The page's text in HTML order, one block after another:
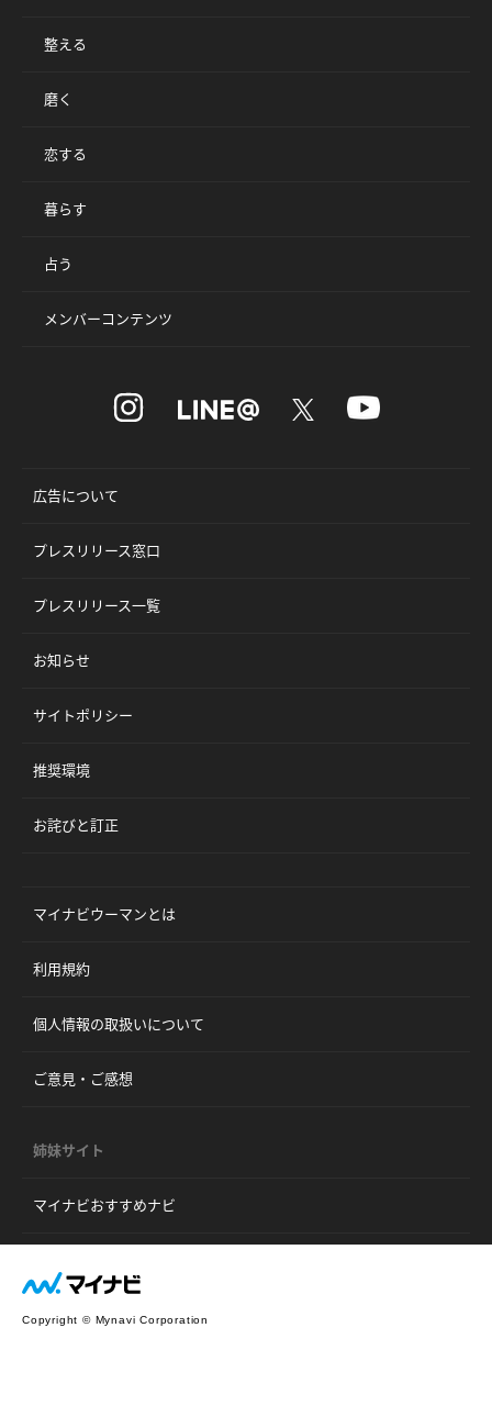
整える
磨く
恋する
暮らす
占う
メンバーコンテンツ
広告について
プレスリリース窓口
プレスリリース一覧
お知らせ
サイトポリシー
推奨環境
お詫びと訂正
マイナビウーマンとは
利用規約
個人情報の取扱いについて
ご意見・ご感想
姉妹サイト
マイナビおすすめナビ
Copyright © Mynavi Corporation